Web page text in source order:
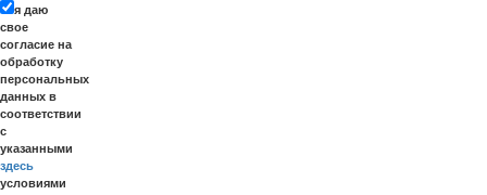
я даю
свое
согласие на
обработку
персональных
данных в
соответствии
с
указанными
здесь
условиями